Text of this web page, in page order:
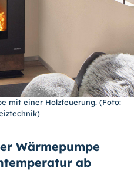
mit einer Holzfeuerung. (Foto:
Wärmepumpe
ab